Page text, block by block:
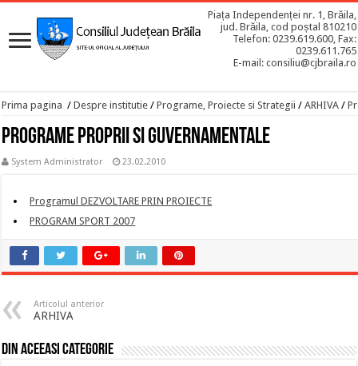
Piața Independenței nr. 1, Brăila,
jud. Brăila, cod poștal 810210
Telefon: 0239.619.600, Fax:
0239.611.765
E-mail: consiliu@cjbraila.ro
Prima pagina / Despre institutie / Programe, Proiecte si Strategii / ARHIVA /
Programe proprii si guvernamentale
System Administrator 23.02.2010
Programul DEZVOLTARE PRIN PROIECTE
PROGRAM SPORT 2007
Articolul anterior
ARHIVA
Din aceeasi categorie